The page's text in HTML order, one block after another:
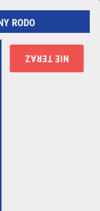
RODO
NIE TERAZ
(cookies).
na używanie cookies,
przeglądarki.